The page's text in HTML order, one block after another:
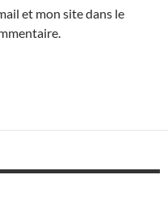
et mon site dans le